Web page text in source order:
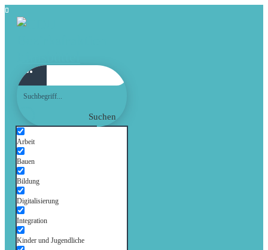
Suchen
Arbeit
Bauen
Bildung
Digitalisierung
Integration
Kinder und Jugendliche